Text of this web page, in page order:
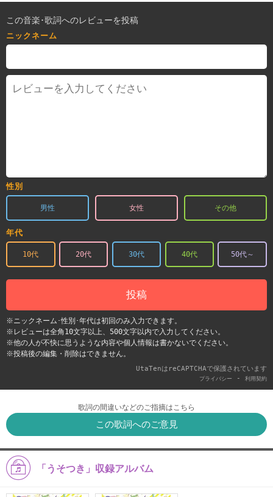
この音楽･歌詞へのレビューを投稿
ニックネーム
性別
男性 女性 その他
年代
10代 20代 30代 40代 50代～
投稿
※ニックネーム･性別･年代は初回のみ入力できます。
※レビューは全角10文字以上、500文字以内で入力してください。
※他の人が不快に思うような内容や個人情報は書かないでください。
※投稿後の編集・削除はできません。
UtaTenはreCAPTCHAで保護されています
プライバシー - 利用契約
歌詞の間違いなどのご指摘はこちら
この歌詞へのご意見
「うそつき」収録アルバム